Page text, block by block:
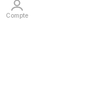
Compte